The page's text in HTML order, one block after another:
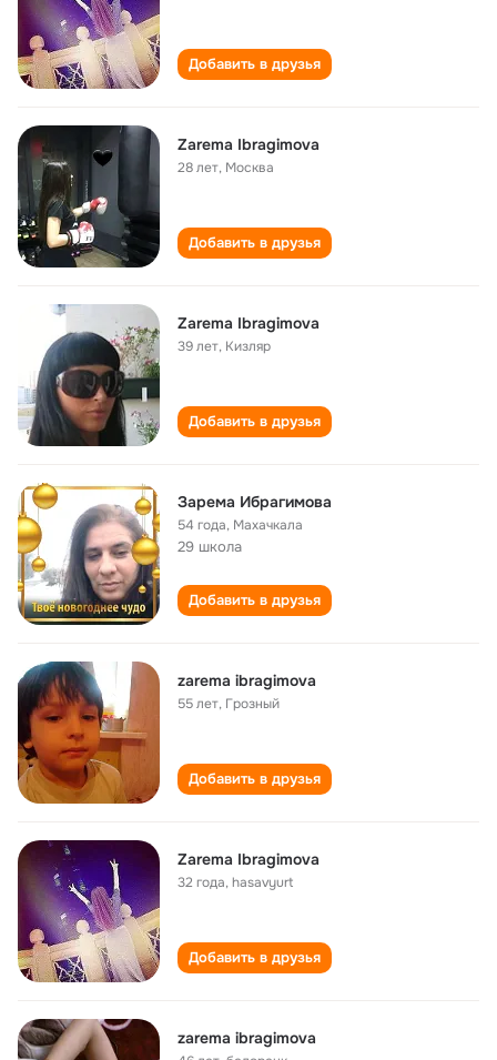
Добавить в друзья
Zarema Ibragimova
28 лет, Москва
Добавить в друзья
Zarema Ibragimova
39 лет, Кизляр
Добавить в друзья
Зарема Ибрагимова
54 года, Махачкала
29 школа
Добавить в друзья
zarema ibragimova
55 лет, Грозный
Добавить в друзья
Zarema Ibragimova
32 года,hasavyurt
Добавить в друзья
zarema ibragimova